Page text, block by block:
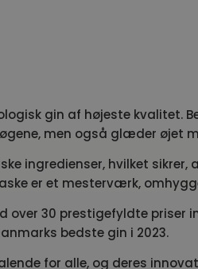
gin af højeste kvalitet.
men også glæder øjet
ingredienser, hvilket
er et mesterværk,
over 30 prestigefyldte
bedste gin i 2023.
for alle, og deres